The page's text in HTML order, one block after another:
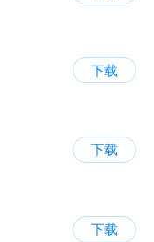
下载
下载
下载